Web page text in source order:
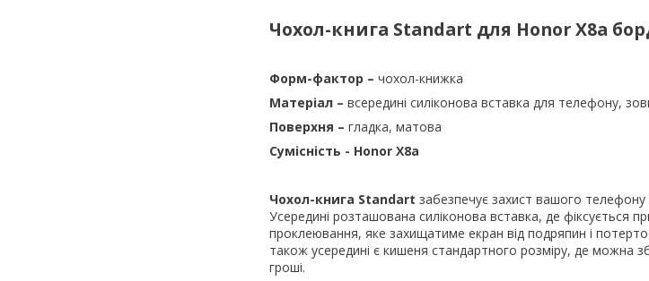
Чохол-книга Standart для Honor X8a
Форм-фактор – чохол-книжка
Матеріал – всередині силіконова вставка для телефону,
Поверхня – гладка, матова
Сумісність - Honor X8a
Чохол-книга Standart забезпечує захист вашого телефону
Усередині розташована силіконова вставка, де фіксується
проклеювання, яке захищатиме екран від подряпин і
також усередині є кишеня стандартного розміру, де можна
гроші.